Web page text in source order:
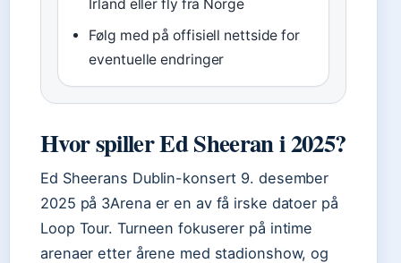
Irland eller fly fra Norge
Følg med på offisiell nettside for
eventuelle endringer
Hvor spiller Ed Sheeran i 2025?
Ed Sheerans Dublin-konsert 9. desember
2025 på 3Arena er en av få irske datoer på
Loop Tour. Turneen fokuserer på intime
arenaer etter årene med stadionshow, og